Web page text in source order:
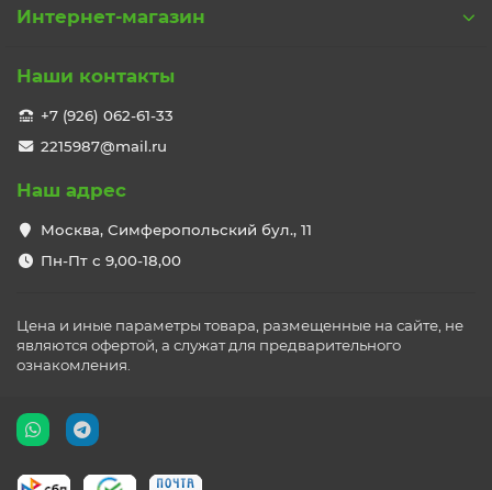
Интернет-магазин
Наши контакты
+7 (926) 062-61-33
2215987@mail.ru
Наш адрес
Москва, Симферопольский бул., 11
Пн-Пт с 9,00-18,00
Цена и иные параметры товара, размещенные на сайте, не
являются офертой, а служат для предварительного
ознакомления.